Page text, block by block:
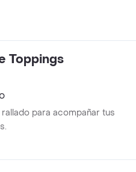
Toppings
para acompañar tus